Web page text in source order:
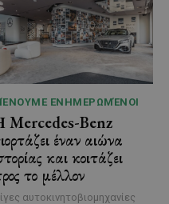
ΕΝΗΜΕΡΩΜΈΝΟΙ
Mercedes-Benz
έναν αιώνα
και κοιτάζει
το μέλλον
αυτοκινητοβιομηχανίες